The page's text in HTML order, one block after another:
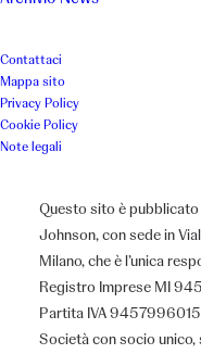
Contattaci
Mappa sito
Privacy Policy
Cookie Policy
Note legali
Questo sito è
Johnson, con sede in
Milano, che è l’unica
Registro Imprese MI
Partita IVA
Società con socio
difficili
psichico.
Luogo
Associazione
Bianco Airone